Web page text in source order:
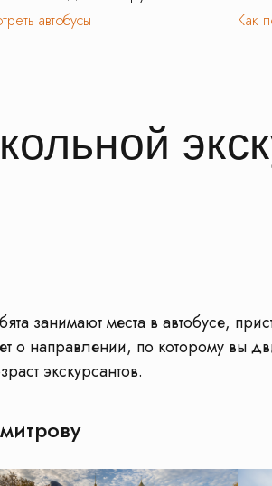
автобусы Как
занимают места в автобусе,
о направлении, по которому вы
экскурсантов.